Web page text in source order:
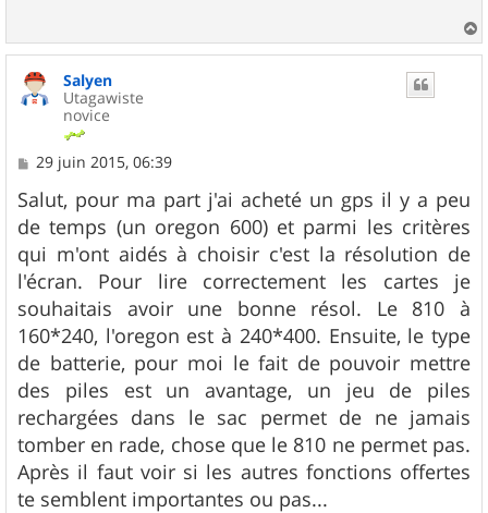
a
Salyen
Utagawiste
novice
M
s
s
a
g
e
29 juin 2015, 06:39
Salut, pour ma part j'ai acheté un gps il y a peu
de temps (un oregon 600) et parmi les critères
qui m'ont aidés à choisir c'est la résolution de
l'écran. Pour lire correctement les cartes je
souhaitais avoir une bonne résol. Le 810 à
160*240, l'oregon est à 240*400. Ensuite, le type
de batterie, pour moi le fait de pouvoir mettre
des piles est un avantage, un jeu de piles
rechargées dans le sac permet de ne jamais
tomber en rade, chose que le 810 ne permet pas.
Après il faut voir si les autres fonctions offertes
te semblent importantes ou pas...